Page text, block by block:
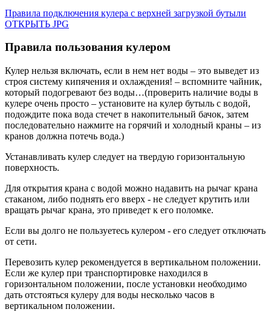
Правила подключения кулера с верхней загрузкой бутыли
ОТКРЫТЬ JPG
Правила пользования кулером
Кулер нельзя включать, если в нем нет воды – это выведет из
строя систему кипячения и охлаждения! – вспомните чайник,
который подогревают без воды…(проверить наличие воды в
кулере очень просто – установите на кулер бутыль с водой,
подождите пока вода стечет в накопительный бачок, затем
последовательно нажмите на горячий и холодный краны – из
кранов должна потечь вода.)
Устанавливать кулер следует на твердую горизонтальную
поверхность.
Для открытия крана с водой можно надавить на рычаг крана
стаканом, либо поднять его вверх - не следует крутить или
вращать рычаг крана, это приведет к его поломке.
Если вы долго не пользуетесь кулером - его следует отключать
от сети.
Перевозить кулер рекомендуется в вертикальном положении.
Если же кулер при транспортировке находился в
горизонтальном положении, после установки необходимо
дать отстояться кулеру для воды несколько часов в
вертикальном положении.